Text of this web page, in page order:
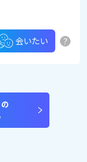
会いたい ?